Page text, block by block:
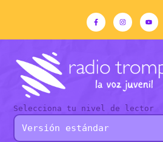
Selecciona tu nivel de lector